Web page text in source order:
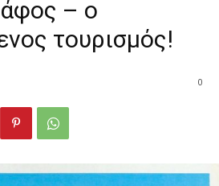
– ο
τουρισμός!
0